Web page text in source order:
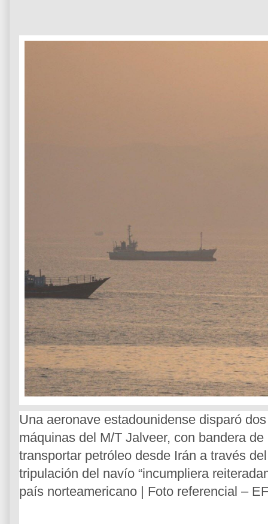
Una aeronave estadounidense disparó
máquinas del M/T Jalveer, con bandera
transportar petróleo desde Irán a través
tripulación del navío “incumpliera
país norteamericano | Foto referencial –